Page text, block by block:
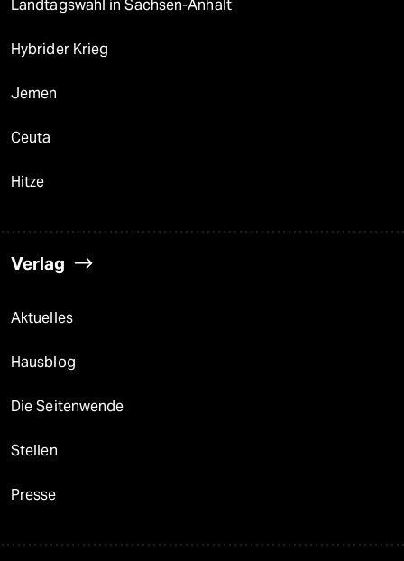
Landtagswahl in Sachsen-Anhalt
Hybrider Krieg
Jemen
Ceuta
Hitze
Verlag
Aktuelles
Hausblog
Die Seitenwende
Stellen
Presse